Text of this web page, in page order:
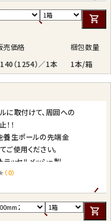
・沖縄への発送は別
売価格
梱包数量
（1254）／1本 1本/箱
に取付けて、周囲への
！
養生ポールの先端金
ご使用ください。
ッセルメッシュ製
ッチは 500mm
ります。
（0）